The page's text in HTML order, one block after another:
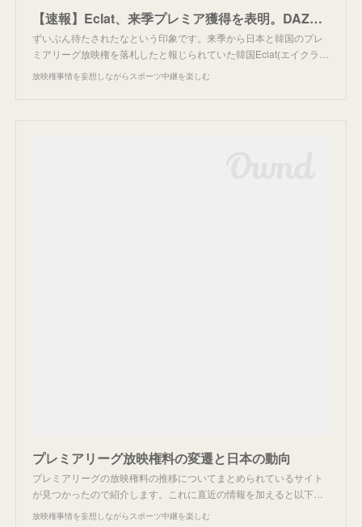
【速報】Eclat、来季プレミア獲得を表明。DAZNに懸念材料続出。
ずいぶん待たされたなという印象です。来季から日本と韓国のプレ
ミアリーグ放映権を落札したと報じられていた韓国Eclat(エイクラ…
放映権事情を妄想しながらスポーツ中継を楽しむ
プレミアリーグ放映権料の変遷と日本の動向
プレミアリーグの放映権料の推移についてまとめられているサイト
が見つかったので紹介します。これに直近の情報を加えると以下…
放映権事情を妄想しながらスポーツ中継を楽しむ